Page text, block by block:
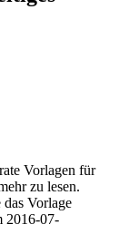
Vorlagen für
zu lesen.
Vorlage
2016-07-